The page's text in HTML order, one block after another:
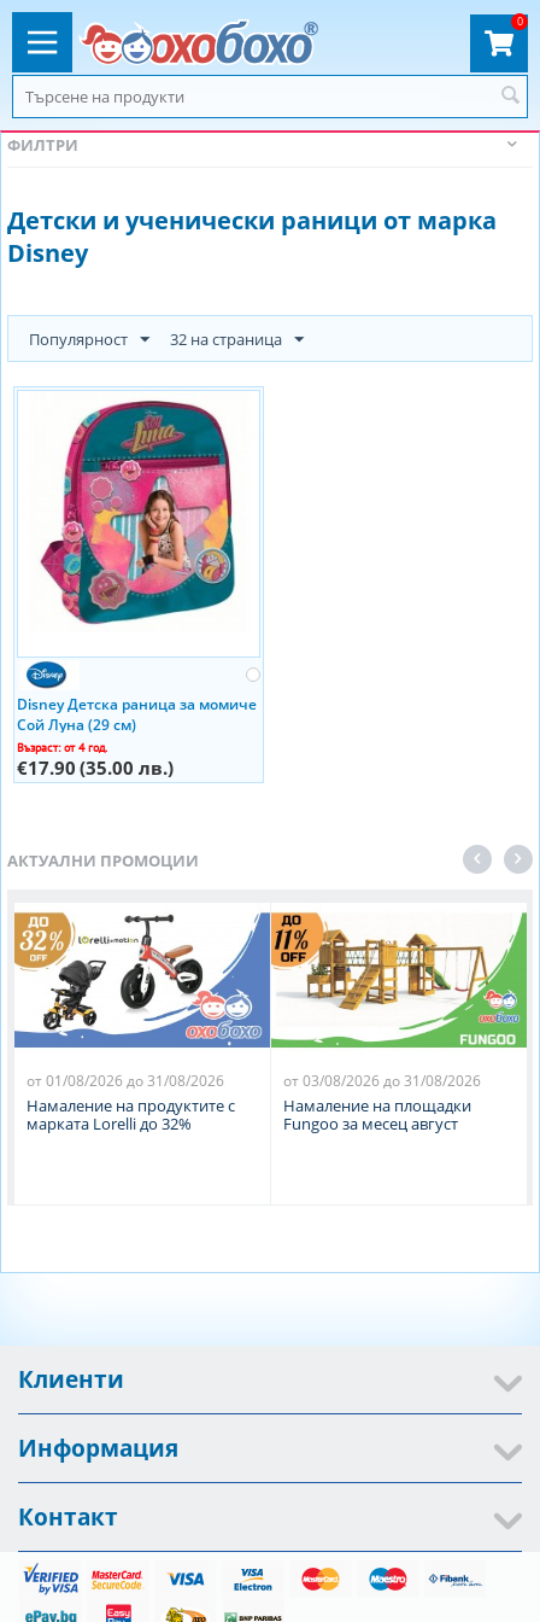
0
ФИЛТРИ
Детски и ученически раници от марка
Disney
Популярност 32 на страница
Disney Детска раница за момиче
Сой Луна (29 см)
Възраст: от 4 год.
€17.90 (35.00 лв.)
АКТУАЛНИ ПРОМОЦИИ
от 01/08/2026 до 31/08/2026
Намаление на продуктите с
марката Lorelli до 32%
от 03/08/2026 до 31/08/2026
Намаление на площадки
Fungoo за месец август
Клиенти
Информация
Контакт